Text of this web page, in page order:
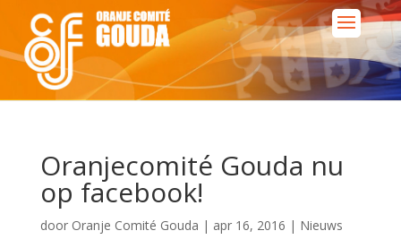
Oranjecomité Gouda nu
op facebook!
door Oranje Comité Gouda | apr 16, 2016 | Nieuws